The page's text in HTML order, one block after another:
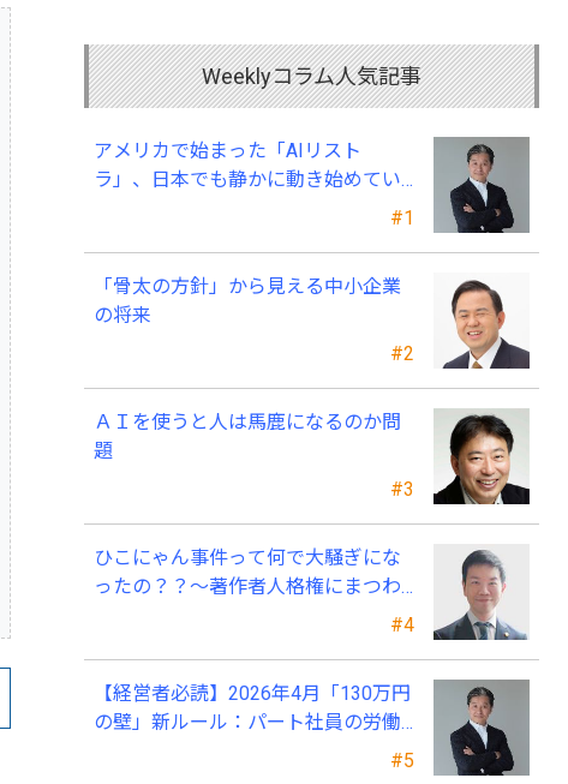
Weeklyコラム人気記事
#1
アメリカで始まった「AIリスト
ラ」、日本でも静かに動き始めてい
る ～中小企業経営者が今、見直すべ
#2
「骨太の方針」から見える中小企業
の将来
#3
ＡＩを使うと人は馬鹿になるのか問
題
#4
ひこにゃん事件って何で大騒ぎにな
ったの？？～著作者人格権にまつわ
#5
【経営者必読】2026年4月「130万円
の壁」新ルール：パート社員の労働
条件通知書、今すぐ見直すべき理由